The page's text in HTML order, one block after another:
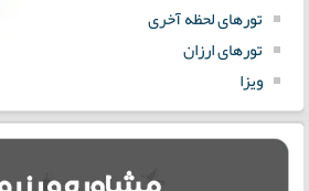
تورهای لحظه آخری
تورهای ارزان
ویزا